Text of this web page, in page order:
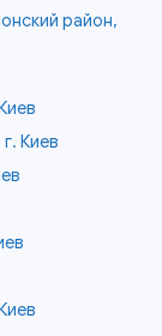
район,
Киев